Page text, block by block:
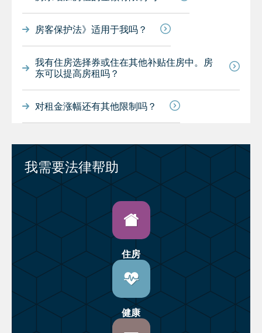
房客保护法》适用于我吗？
我有住房选择券或住在其他补贴住房中。房
东可以提高房租吗？
对租金涨幅还有其他限制吗？
我需要法律帮助
住房
健康